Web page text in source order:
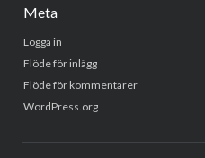
Meta
Logga in
Flöde för inlägg
Flöde för kommentarer
WordPress.org